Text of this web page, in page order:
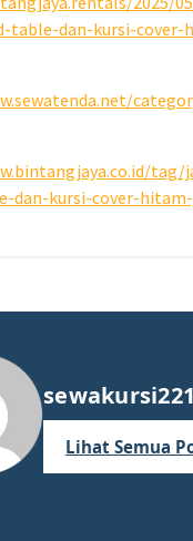
table-dan-kursi-cover-
tag/
dan-kursi-cover-
Lihat Semua